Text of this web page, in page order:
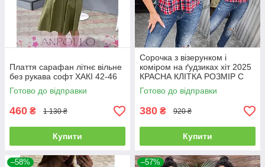
Плаття сарафан літнє вільне
без рукава софт ХАКІ 42-46
Готово до відправки
460 ₴ 1 130 ₴
Купити
Сорочка з візерунком і
коміром на ґудзиках хіт 2025
КРАСНА КЛІТКА РОЗМІР С
Готово до відправки
380 ₴ 920 ₴
Купити
–58% –57%